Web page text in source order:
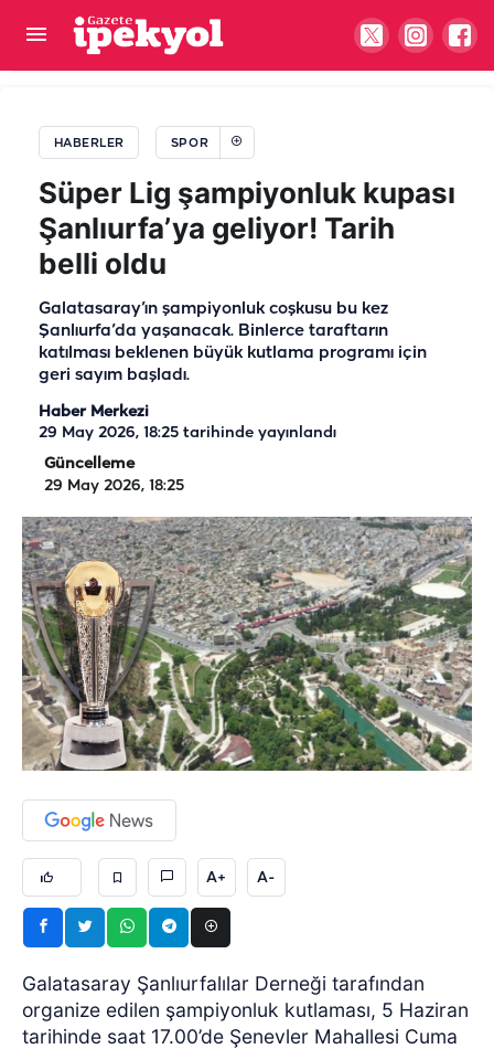
HABERLER SPOR
Süper Lig şampiyonluk kupası
Şanlıurfa’ya geliyor! Tarih
belli oldu
Galatasaray’ın şampiyonluk coşkusu bu kez
Şanlıurfa’da yaşanacak. Binlerce taraftarın
katılması beklenen büyük kutlama programı için
geri sayım başladı.
Haber Merkezi
29 May 2026, 18:25 tarihinde yayınlandı
Güncelleme
29 May 2026, 18:25
A+ A-
Galatasaray Şanlıurfalılar Derneği tarafından
organize edilen şampiyonluk kutlaması, 5 Haziran
tarihinde saat 17.00’de Şenevler Mahallesi Cuma
Şanlıurfaspor'dan gizem dolu paylaşım! "Eve dön"